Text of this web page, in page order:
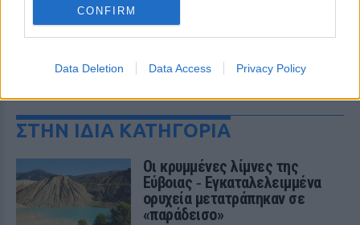
CONFIRM
Data Deletion Data Access Privacy Policy
ΣΤΗΝ ΙΔΙΑ ΚΑΤΗΓΟΡΙΑ
Οι κρυμμένες λίμνες της
Εύβοιας ‑ Εγκαταλελειμμένα
ορυχεία μετατράπηκαν σε
«παράδεισο»